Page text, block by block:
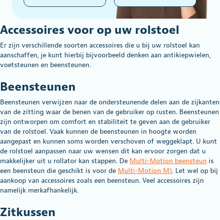
Accessoires voor op uw rolstoel
Er zijn verschillende soorten accessoires die u bij uw rolstoel kan
aanschaffen, je kunt hierbij bijvoorbeeld denken aan antikiepwielen,
voetsteunen en beensteunen.
Beensteunen
Beensteunen verwijzen naar de ondersteunende delen aan de zijkanten
van de zitting waar de benen van de gebruiker op rusten. Beensteunen
zijn ontworpen om comfort en stabiliteit te geven aan de gebruiker
van de rolstoel. Vaak kunnen de beensteunen in hoogte worden
aangepast en kunnen soms worden verschoven of weggeklapt. U kunt
de rolstoel aanpassen naar uw wensen dit kan ervoor zorgen dat u
makkelijker uit u rollator kan stappen. De Multi-Motion beensteun is
een beensteun die geschikt is voor de Multi-Motion M1. Let wel op bij
aankoop van accessoires zoals een beensteun. Veel accessoires zijn
namelijk merkafhankelijk.
Zitkussen